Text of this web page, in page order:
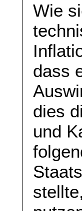
Wie
dass
dies
und